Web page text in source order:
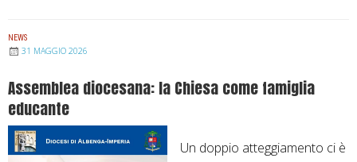
m
o
a
e
r
i
a
7
NEWS
31 MAGGIO 2026
Assemblea diocesana: la Chiesa come famiglia
educante
Un doppio atteggiamento ci è